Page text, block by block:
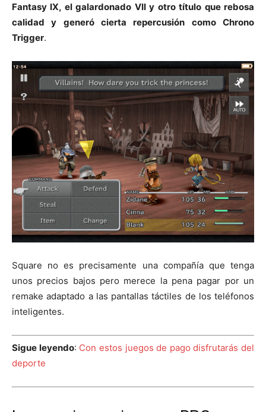
Fantasy IX, el galardonado VII y otro título que rebosa
calidad y generó cierta repercusión como Chrono
Trigger.
Square no es precisamente una compañía que tenga
unos precios bajos pero merece la pena pagar por un
remake adaptado a las pantallas táctiles de los teléfonos
inteligentes.
Sigue leyendo: Con estos juegos de pago disfrutarás del
deporte